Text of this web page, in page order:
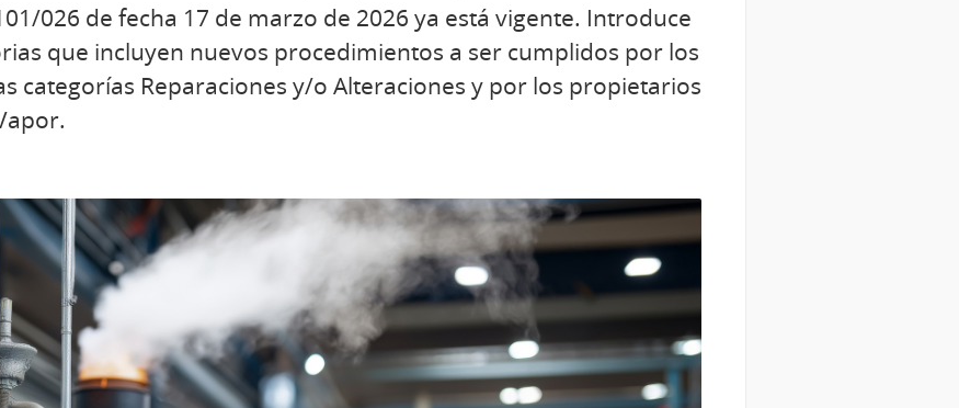
026 de fecha 17 de marzo de 2026 ya está vigente. Introduce
que incluyen nuevos procedimientos a ser cumplidos por los
categorías Reparaciones y/o Alteraciones y por los propietarios